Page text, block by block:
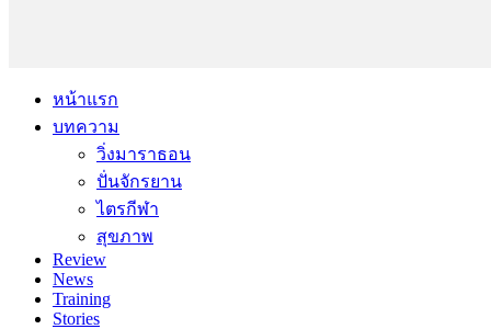
หน้าแรก
บทความ
วิ่งมาราธอน
ปั่นจักรยาน
ไตรกีฬา
สุขภาพ
Review
News
Training
Stories